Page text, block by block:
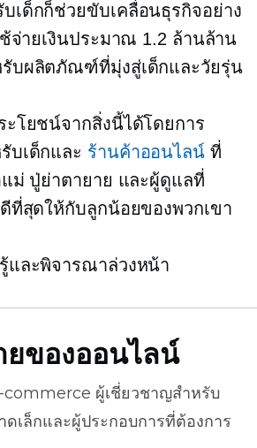
เด็กก็ช่วยขับเคลื่อนธุรกิจอย่าง
จ่ายเงินประมาณ 1.2 ล้านล้าน
บผลิตภัณฑ์ที่มุ่งสู่เด็กและวัยรุ่น
โยชน์จากสิ่งนี้ได้โดยการ
บเด็กและ ร้านค้าออนไลน์ที่
ม่ ปู่ย่าตายาย และผู้ดูแลที่
ที่สุดให้กับลูกน้อยของพวกเขา
และพิจารณาล่วงหน้า
ของออนไลน์
commerce ผู้เชี่ยวชาญสำหรับ
ดเล็กและผู้ประกอบการที่ต้องการ